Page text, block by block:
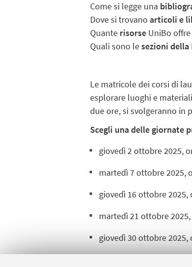
Come si legge una
Dove si trovanoarticoli e
Quante risorse UniBo
Quali sono lesezioni
Le matricole dei corsi di
esplorare luoghie
due ore, si svolgeranno in
Scegli una delle giornate
giovedì 2 ottobre 2025,
martedì 7 ottobre 2025,
giovedì 16 ottobre 2025,
martedì 21 ottobre
giovedì 30 ottobre 2025,